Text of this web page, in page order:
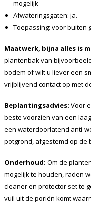
mogelijk
Afwateringsgaten: ja.
Toepassing: voor buiten
Maatwerk, bijna alles is
plantenbak van
bodem of wilt u liever een
vrijblijvend contact op met
Beplantingsadvies: Voor
beste voorzien van een
een waterdoorlatend anti-
potgrond, afgestemd op de
Onderhoud: Om de
mogelijk te houden, raden
cleaner en protector set te
vuil uit de poriën komt